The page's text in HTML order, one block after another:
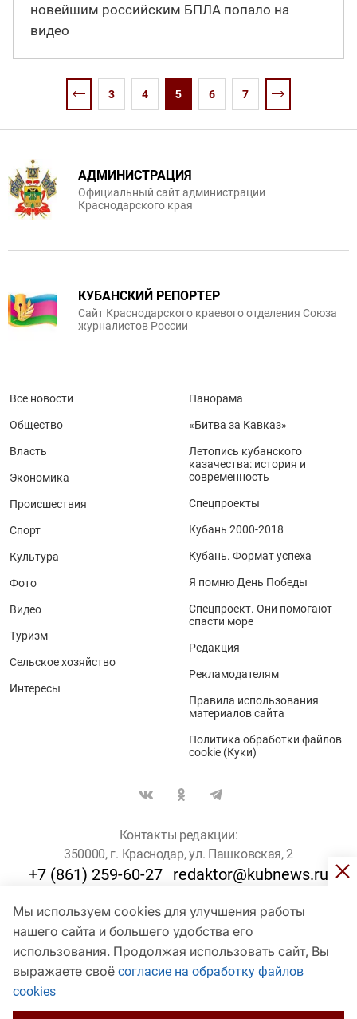
новейшим российским БПЛА попало на
видео
3 4 5 6 7
Мы используем cookies для улучшения работы
нашего сайта и большего удобства его
использования. Продолжая использовать сайт, Вы
выражаете своё согласие на обработку файлов
cookies
АДМИНИСТРАЦИЯ
Официальный сайт администрации
Краснодарского края
КУБАНСКИЙ РЕПОРТЕР
Сайт Краснодарского краевого отделения Союза
журналистов России
Все новости
Общество
Власть
Экономика
Происшествия
Спорт
Культура
Фото
Видео
Туризм
Сельское хозяйство
Интересы
Панорама
«Битва за Кавказ»
Летопись кубанского
казачества: история и
современность
Спецпроекты
Кубань 2000-2018
Кубань. Формат успеха
Я помню День Победы
Спецпроект. Они помогают
спасти море
Редакция
Рекламодателям
Правила использования
материалов сайта
Политика обработки файлов
cookie (Куки)
Контакты редакции:
350000, г. Краснодар, ул. Пашковская, 2
+7 (861) 259-60-27 redaktor@kubnews.ru
Для пользователей старше 16 лет
© Кубанские Новости, 2017
Сетевое издание «kubnews» зарегистрировано Федеральной
службой по надзору в сфере связи, информационных технологий
и массовых коммуникаций (Роскомнадзор). Регистрационный